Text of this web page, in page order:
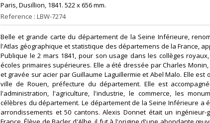
‎Paris, Dusillion, 1841. 522 x 656 mm.‎
Reference : LBW-7274
‎Belle et grande carte du département de la Seine Inférieure,
l'Atlas géographique et statistique des départemens de la France,
Publique le 2 mars 1841, pour son usage dans les collèges
écoles primaires supérieures. Elle a été dressée par Charles
et gravée sur acier par Guillaume Laguillermie et Abel Malo. Elle
ville de Rouen, préfecture du département. Elle est
l'administration, l'agriculture, l'industrie, le commerce, les
célèbres du département. Le département de la Seine Inférieure a
arrondissements et 50 cantons. Alexis Donnet était un